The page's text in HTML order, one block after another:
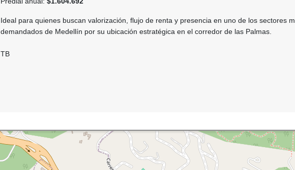
Ideal para quienes buscan valorización, flujo de renta y presencia en uno de los sectores
demandados de Medellín por su ubicación estratégica en el corredor de las Palmas.
TB